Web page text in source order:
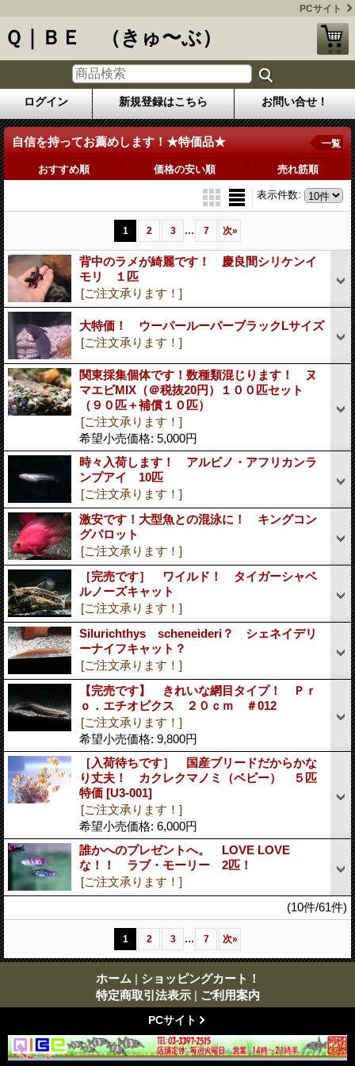
PCサイト
Ｑ｜ＢＥ （きゅ〜ぶ）
ログイン 新規登録はこちら お問い合せ！
自信を持ってお薦めします！★特価品★ 一覧
おすすめ順 価格の安い順 売れ筋順
表示件数:
1 2 3 ... 7 次»
背中のラメが綺麗です！ 慶良間シリケンイ
モリ １匹
[ご注文承ります！]
大特価！ ウーパールーパーブラックLサイズ
[ご注文承ります！]
関東採集個体です！数種類混じります！ ヌ
マエビMIX（＠税抜20円）１００匹セット
（９０匹＋補償１０匹）
[ご注文承ります！]
希望小売価格: 5,000円
時々入荷します！ アルビノ・アフリカンラ
ンプアイ 10匹
[ご注文承ります！]
激安です！大型魚との混泳に！ キングコン
グパロット
[ご注文承ります！]
［完売です］ ワイルド！ タイガーシャベ
ルノーズキャット
[ご注文承ります！]
Silurichthys scheneideri？ シェネイデリ
ーナイフキャット？
[ご注文承ります！]
【完売です】 きれいな網目タイプ！ Ｐｒ
ｏ．エチオピクス ２０ｃｍ ＃012
[ご注文承ります！]
希望小売価格: 9,800円
［入荷待ちです］ 国産ブリードだからかな
り丈夫！ カクレクマノミ（ベビー） ５匹
特価 [U3-001]
[ご注文承ります！]
希望小売価格: 6,000円
誰かへのプレゼントへ。 LOVE LOVE
な！！ ラブ・モーリー 2匹！
[ご注文承ります！]
(10件/61件)
1 2 3 ... 7 次»
ホーム | ショッピングカート！
特定商取引法表示 | ご利用案内
PCサイト